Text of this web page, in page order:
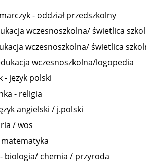
- oddział przedszkolny
wczesnoszkolna/ świetlica
wczesnoszkolna/ świetlica
wczesnoszkolna/logopedia
- język polski
- religia
angielski / j.polski
/ wos
biologia/ chemia / przyroda